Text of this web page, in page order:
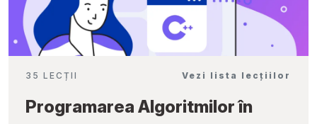
35 LECȚII Vezi lista lecțiilor
Programarea Algoritmilor în